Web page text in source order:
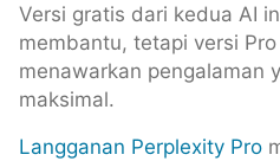
Versi gratis dari kedua AI
membantu, tetapi versi
menawarkan pengalaman
maksimal.
Langganan Perplexity Pro